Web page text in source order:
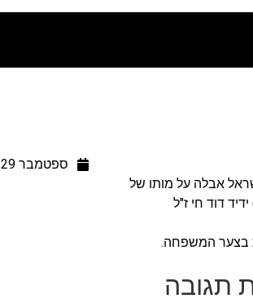
ספטמבר 29, 2025
אבלה על מותו של
דוד חי ז"ל
בצער המשפחה.
תגובה